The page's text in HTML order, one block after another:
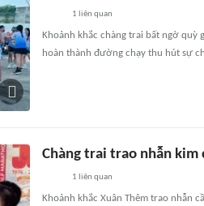
1 liên quan
Khoảnh khắc chàng trai bất ngờ quỳ
hoàn thành đường chạy thu hút sự
Chàng trai trao nhẫn
1 liên quan
Khoảnh khắc Xuân Thêm trao nhẫn